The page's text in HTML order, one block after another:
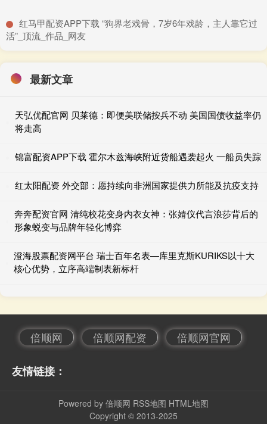
​红马甲配资APP下载 “狗界老戏骨，7岁6年戏龄，主人靠它过
活”_顶流_作品_网友
最新文章
天弘优配官网 贝莱德：即便美联储按兵不动 美国国债收益率仍
将走高
锦富配资APP下载 霍尔木兹海峡附近货船遇袭起火 一船员失踪
红太阳配资 外交部：愿持续向非洲国家提供力所能及抗疫支持
奔奔配资官网 清纯校花变身内衣女神：张婧仪代言浪莎背后的
形象蜕变与品牌年轻化博弈
澄海股票配资网平台 瑞士百年名表—库里克斯KURIKS以十大
核心优势，立序高端制表新标杆
倍顺网 倍顺网配资 倍顺网官网
友情链接：
Powered by 倍顺网 RSS地图 HTML地图
Copyright © 2013-2025